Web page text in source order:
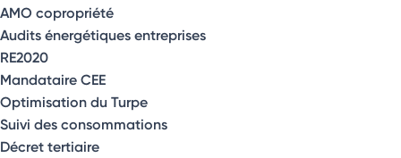
AMO copropriété
Audits énergétiques entreprises
RE2020
Mandataire CEE
Optimisation du Turpe
Suivi des consommations
Décret tertiaire